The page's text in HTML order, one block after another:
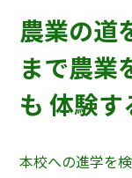
農業の道
まで農業
も 体験す
本校への進学を